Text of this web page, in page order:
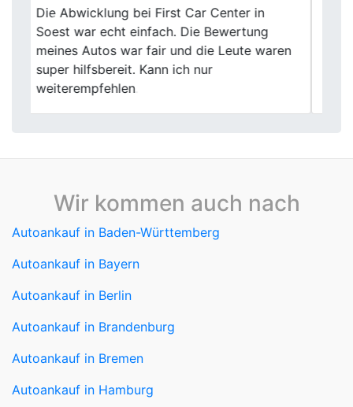
Ich bin echt zufrieden mit dem Service von
First Car Center in Hemer. Faire Bewertung
und die Mitarbeiter waren sehr freundlich.
Der Verkauf meines Autos ging problemlos
über die Bühne.
Previous
Wir kommen auch nach
Autoankauf in Baden-Württemberg
Autoankauf in Bayern
Autoankauf in Berlin
Autoankauf in Brandenburg
Autoankauf in Bremen
Autoankauf in Hamburg